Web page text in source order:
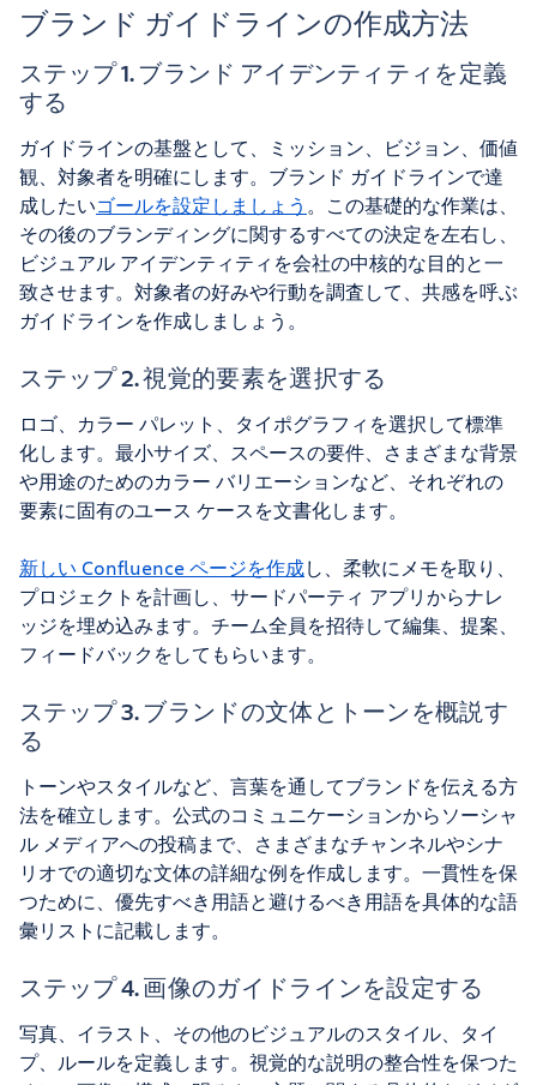
ブランド ガイドラインの作成方法
ステップ 1. ブランド アイデンティティを定義
する
ガイドラインの基盤として、ミッション、ビジョン、価値
観、対象者を明確にします。ブランド ガイドラインで達
成したいゴールを設定しましょう 。この基礎的な作業は、
その後のブランディングに関するすべての決定を左右し、
ビジュアル アイデンティティを会社の中核的な目的と一
致させます。対象者の好みや行動を調査して、共感を呼ぶ
ガイドラインを作成しましょう。
ステップ 2. 視覚的要素を選択する
ロゴ、カラー パレット、タイポグラフィを選択して標準
化します。最小サイズ、スペースの要件、さまざまな背景
や用途のためのカラー バリエーションなど、それぞれの
要素に固有のユース ケースを文書化します。
新しい Confluence ページを作成し、柔軟にメモを取り、
プロジェクトを計画し、サードパーティ アプリからナレ
ッジを埋め込みます。チーム全員を招待して編集、提案、
フィードバックをしてもらいます。
ステップ 3. ブランドの文体とトーンを概説す
る
トーンやスタイルなど、言葉を通してブランドを伝える方
法を確立します。公式のコミュニケーションからソーシャ
ル メディアへの投稿まで、さまざまなチャンネルやシナ
リオでの適切な文体の詳細な例を作成します。一貫性を保
つために、優先すべき用語と避けるべき用語を具体的な語
彙リストに記載します。
ステップ 4. 画像のガイドラインを設定する
写真、イラスト、その他のビジュアルのスタイル、タイ
プ、ルールを定義します。視覚的な説明の整合性を保つた